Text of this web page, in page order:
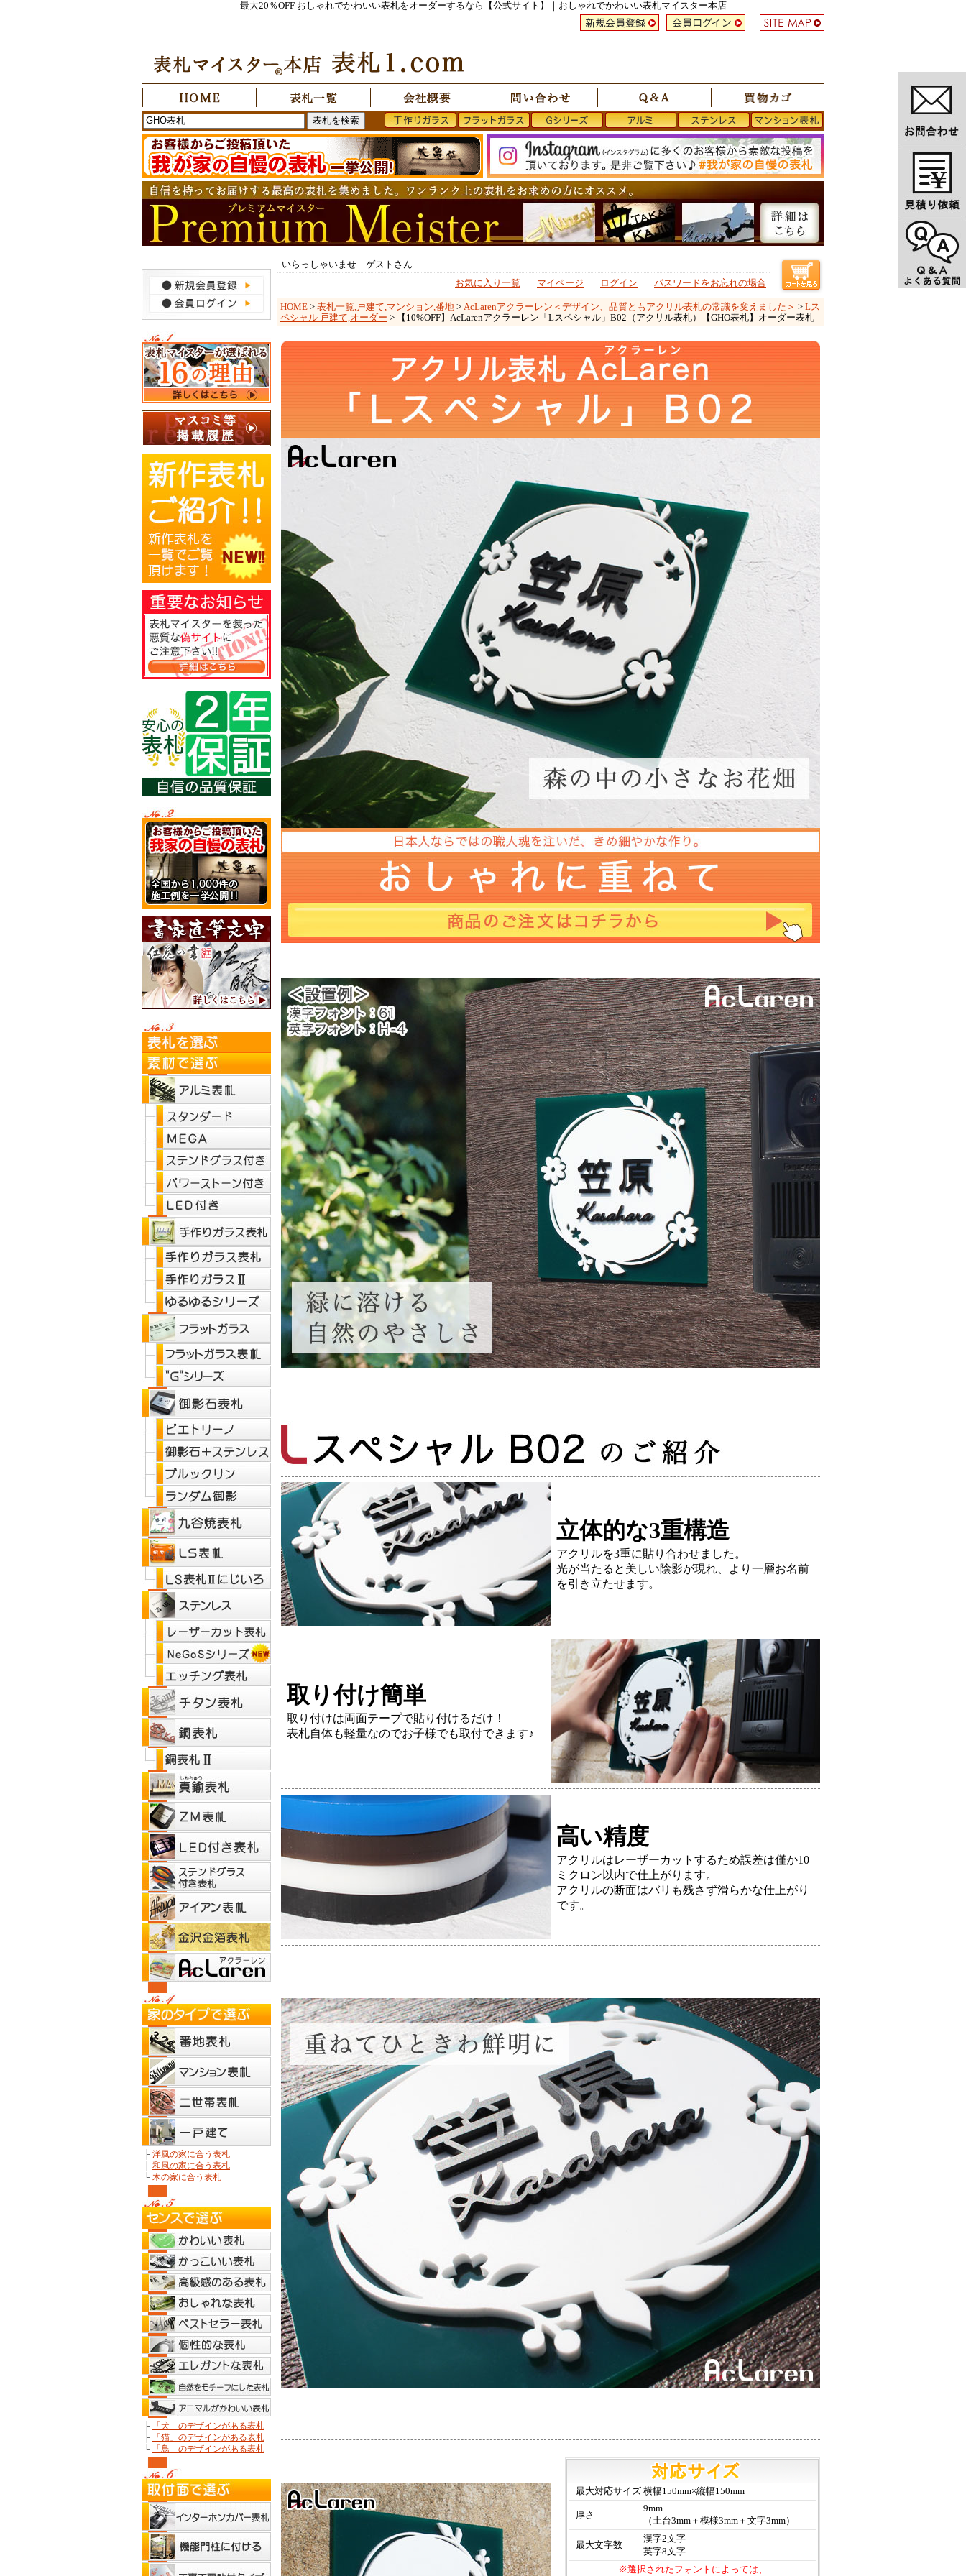
最大20％OFF おしゃれでかわいい表札をオーダーするなら【公式サイト】｜おしゃれでかわいい表札マイスター本店
├ 洋風の家に合う表札
├ 和風の家に合う表札
└ 木の家に合う表札
├
「犬」のデザインがある表札
├
「猫」のデザインがある表札
└
「鳥」のデザインがある表札
いらっしゃいませ ゲストさん
お気に入り一覧
マイページ ログイン パスワードをお忘れの場合
HOME > 表札一覧,戸建て,マンション,番地 > AcLarenアクラーレン＜デザイン、品質ともアクリル表札の常識を変えました＞ > Lス
ペシャル 戸建て,オーダー > 【10%OFF】AcLarenアクラーレン「Lスペシャル」B02（アクリル表札）【GHO表札】オーダー表札
立体的な3重構造
アクリルを3重に貼り合わせました。
光が当たると美しい陰影が現れ、より一層お名前
を引き立たせます。
取り付け簡単
取り付けは両面テープで貼り付けるだけ！
表札自体も軽量なのでお子様でも取付できます♪
高い精度
アクリルはレーザーカットするため誤差は僅か10
ミクロン以内で仕上がります。
アクリルの断面はバリも残さず滑らかな仕上がり
です。
最大対応サイズ 横幅150mm×縦幅150mm
厚さ
9mm
（土台3mm＋模様3mm＋文字3mm）
最大文字数
漢字2文字
英字8文字
※選択されたフォントによっては、